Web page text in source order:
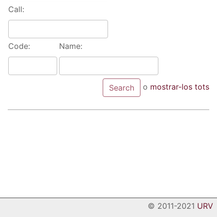
Call:
Code: Name:
o mostrar-los tots
© 2011-2021 URV